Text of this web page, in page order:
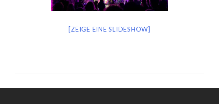
[ZEIGE EINE SLIDESHOW]